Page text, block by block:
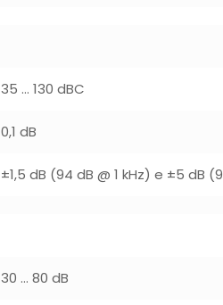
35 … 130 dBC
0,1 dB
±1,5 dB (94 dB @ 1 kHz) e ±5 dB
30 … 80 dB